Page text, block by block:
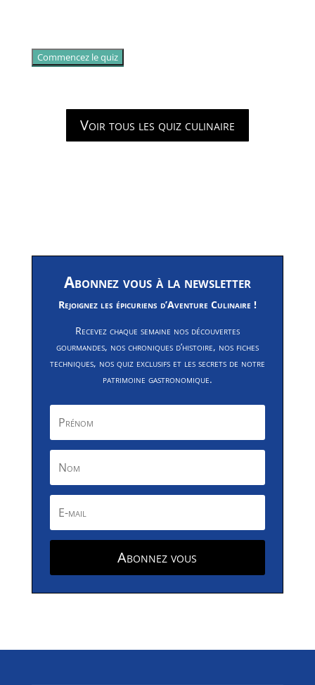
Commencez le quiz
Voir tous les quiz culinaire
Abonnez vous à la newsletter
Rejoignez les épicuriens d’Aventure Culinaire !
Recevez chaque semaine nos découvertes
gourmandes, nos chroniques d’histoire, nos fiches
techniques, nos quiz exclusifs et les secrets de notre
patrimoine gastronomique.
Abonnez vous